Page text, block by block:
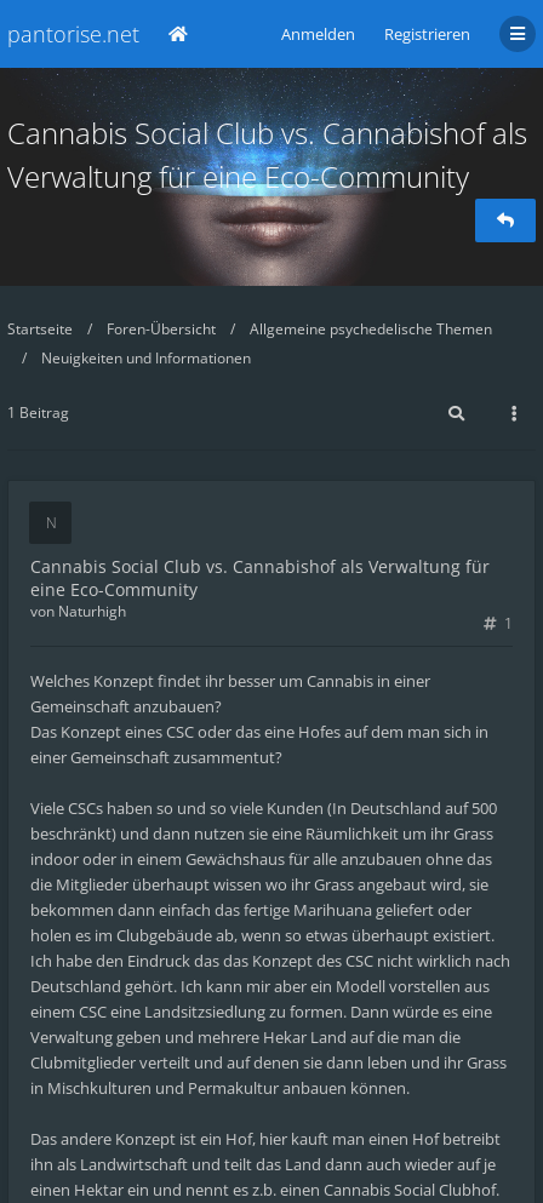
pantorise.net Anmelden Registrieren
Cannabis Social Club vs. Cannabishof als
Verwaltung für eine Eco-Community
Startseite Foren-Übersicht
Allgemeine psychedelische Themen
Neuigkeiten und Informationen
1 Beitrag
Cannabis Social Club vs. Cannabishof als Verwaltung für
eine Eco-Community
1
von Naturhigh
Welches Konzept findet ihr besser um Cannabis in einer
Gemeinschaft anzubauen?
Das Konzept eines CSC oder das eine Hofes auf dem man sich in
einer Gemeinschaft zusammentut?
Viele CSCs haben so und so viele Kunden (In Deutschland auf 500
beschränkt) und dann nutzen sie eine Räumlichkeit um ihr Grass
indoor oder in einem Gewächshaus für alle anzubauen ohne das
die Mitglieder überhaupt wissen wo ihr Grass angebaut wird, sie
bekommen dann einfach das fertige Marihuana geliefert oder
holen es im Clubgebäude ab, wenn so etwas überhaupt existiert.
Ich habe den Eindruck das das Konzept des CSC nicht wirklich nach
Deutschland gehört. Ich kann mir aber ein Modell vorstellen aus
einem CSC eine Landsitzsiedlung zu formen. Dann würde es eine
Verwaltung geben und mehrere Hekar Land auf die man die
Clubmitglieder verteilt und auf denen sie dann leben und ihr Grass
in Mischkulturen und Permakultur anbauen können.
Das andere Konzept ist ein Hof, hier kauft man einen Hof betreibt
ihn als Landwirtschaft und teilt das Land dann auch wieder auf je
einen Hektar ein und nennt es z.b. einen Cannabis Social Clubhof.